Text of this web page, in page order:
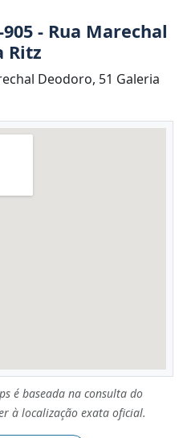
905 - Rua Marechal
Ritz
Deodoro, 51 Galeria
é baseada na consulta do
à localização exata oficial.